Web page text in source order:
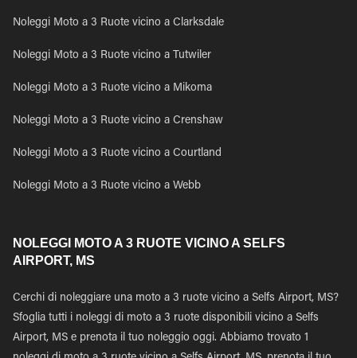
Noleggi Moto a 3 Ruote vicino a Clarksdale
Noleggi Moto a 3 Ruote vicino a Tutwiler
Noleggi Moto a 3 Ruote vicino a Mikoma
Noleggi Moto a 3 Ruote vicino a Crenshaw
Noleggi Moto a 3 Ruote vicino a Courtland
Noleggi Moto a 3 Ruote vicino a Webb
NOLEGGI MOTO A 3 RUOTE VICINO A SELFS
AIRPORT, MS
Cerchi di noleggiare una moto a 3 ruote vicino a Selfs Airport, MS?
Sfoglia tutti i noleggi di moto a 3 ruote disponibili vicino a Selfs
Airport, MS e prenota il tuo noleggio oggi. Abbiamo trovato 1